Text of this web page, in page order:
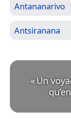
Antananarivo
Antsiranana
«Un